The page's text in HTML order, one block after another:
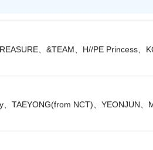
、&TEAM、H//PE Princess、
TAEYONG(from NCT)、YEONJUN、